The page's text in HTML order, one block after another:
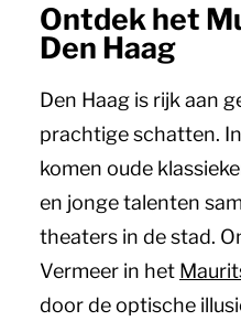
Ontdek het
Den Haag
Den Haag is rijk aan
prachtige schatten.
komen oude
en jonge talenten
theaters in de stad.
Vermeer in het
door de optische